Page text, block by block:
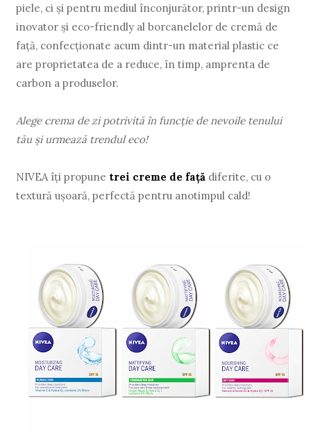
piele, ci şi pentru mediul înconjurător, printr-un design
inovator şi eco-friendly al borcanelelor de cremă de
față, confecţionate acum dintr-un material plastic ce
are proprietatea de a reduce, în timp, amprenta de
carbon a produselor.
Alege crema de zi potrivită în funcţie de nevoile tenului
tău și urmează trendul eco!
NIVEA îţi propune trei creme de față diferite, cu o
textură ușoară, perfectă pentru anotimpul cald!